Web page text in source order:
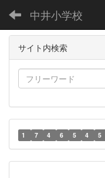
中井小学校
サイト内検索
1 7 4 6 5 4 5